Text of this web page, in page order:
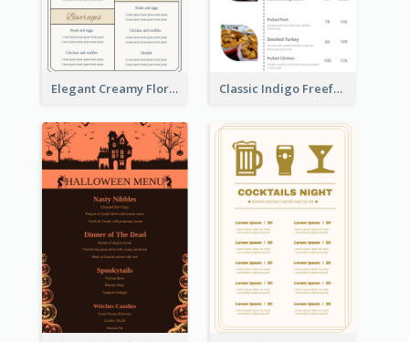
Elegant Creamy Floral Catering Menu Design Classic Indigo Freeform Restaurants Menu